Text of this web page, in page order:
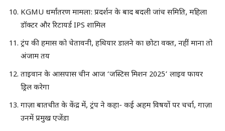
KGMU धर्मांतरण मामला: प्रदर्शन के बाद बदली जांच समिति, महिला
डॉक्टर और रिटायर्ड IPS शामिल
ट्रंप की हमास को चेतावनी, हथियार डालने का छोटा वक्त, नहीं माना तो
अंजाम तय
ताइवान के आसपास चीन आज ‘जस्टिस मिशन 2025’ लाइव फायर
ड्रिल करेगा
गाज़ा बातचीत के केंद्र में, ट्रंप ने कहा- कई अहम विषयों पर चर्चा, गाज़ा
उनमें प्रमुख एजेंडा